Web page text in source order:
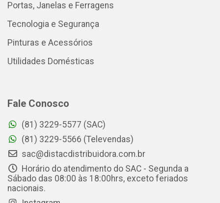
Portas, Janelas e Ferragens
Tecnologia e Segurança
Pinturas e Acessórios
Utilidades Domésticas
Fale Conosco
(81) 3229-5577 (SAC)
(81) 3229-5566 (Televendas)
sac@distacdistribuidora.com.br
Horário do atendimento do SAC - Segunda a
Sábado das 08:00 às 18:00hrs, exceto feriados
nacionais.